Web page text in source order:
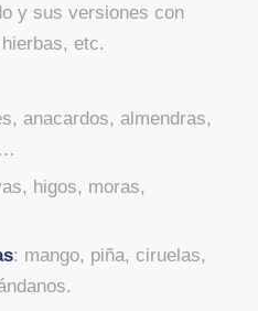
y sus versiones con
etc.
anacardos, almendras,
higos, moras,
: mango, piña, ciruelas,